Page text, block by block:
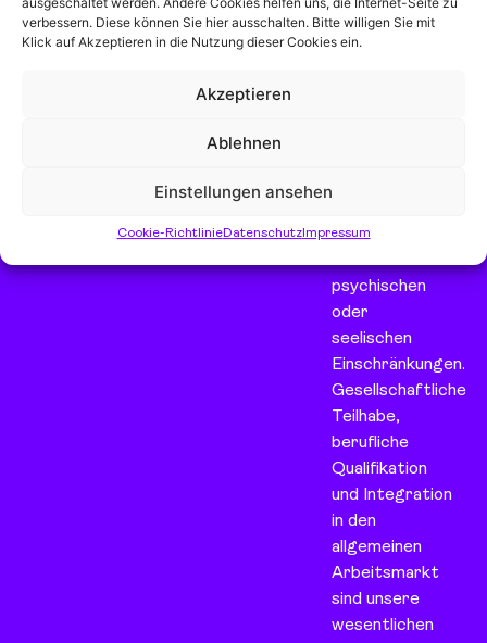
verbessern. Diese können Sie hier ausschalten. Bitte willigen Sie mit
Klick auf Akzeptieren in die Nutzung dieser Cookies ein.
Akzeptieren
Ablehnen
Einstellungen ansehen
Cookie-RichtlinieDatenschutzImpressum
gGmbH
Schillerstraße
63667 Nidda
info@teilhabe-
fördert,
unterstützt
sowie
psychischen
oder
seelischen
Einschränkungen.
Gesellschaftliche
Teilhabe,
berufliche
Qualifikation
und Integration
in den
allgemeinen
Arbeitsmarkt
sind unsere
wesentlichen